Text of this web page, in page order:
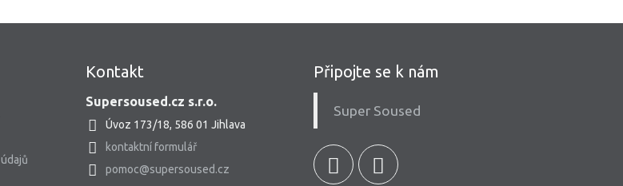
Kontakt
Supersoused.cz s.r.o.
Úvoz 173/18, 586 01 Jihlava
kontaktní formulář
pomoc@supersoused.cz
Připojte se k nám
Super Soused